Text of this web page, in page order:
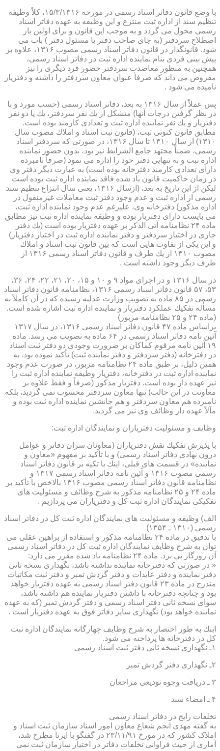
با وضع قانون دفاتر اسناد رسمی در مورخه ۱۵/۳/۱۳۱۶، كلاً وظیفه
تنظیم سند از اداره ثبت منتزع و این وظیفه به عهده دفاتر اسناد
رسمی محول می گردد و به موجب این قانون و برای اولین بار
اصطلاح سردفتر (به جای صاحب دفتر یا مسئول دفتر ) باب می
شود. قانونگذار در قانون دفاتر اسناد رسمی مصوب ۱۳۱۶، علاوه بر
پیش بینی فردی بنام نماینده اداره ثبت در دفاتر اسناد رسمی،
همچنین به منظور معاضدت سردفتر حضور فرد دیگری را نیز
مفروض می داند كه صرفاً عنوان معاون سردفتر را داشته و دفتریار
نامیده می شود .
پس عملاً از سال ۱۳۱۶ به بعد، دفاتر اسناد رسمی (حسب مورد و با
در نظر گرفتن درجات آنها) متشكل از یك نفر سردفتر، یك یا دو نفر
دفتریار و یك نفر نماینده اداره ثبت و تعدادی كارمند بوده است.
مطابق قانون كنونی ثبت، (قانون ثبت اسناد و املاك مصوب سال
۱۳۱۰) از سال ۱۳۱۰ تا سال ۱۳۱۶، در صورتی كه سردفتر اسناد
رسمی، ضمناً مجتهد جامع الشرایط نیز بود، بدون حضور نماینده
اداره ثبت و به تنهایی دفتر خود را اداره می نمود (صرفاً نامبرده
دارای تعدادی كارمند دفترخانه بوده است) به عبارت دیگر دفتر وی
در زمان حاكمیت قانون یاد شده فاقد نماینده اداره ثبت بوده است
لیكن از این تاریخ به بعد، (ازسال ۱۳۱۶، یعنی سال انتزاع تنظیم سند
رسمی از اداره ثبت و عدم وجود دفتر ثبت معاملات غیرمنقول در
اداره مذكور) دفترخانه وی، علیرغم عدم وجود نماینده اداره ثبت،
می بایست دارای دفتریار بوده و وظیفه نماینده اداره ثبت نیز مطابق
ماده ۲۴ نظامنامه آتی الذكر بر عهده دفتریار بوده است (یك دفتر
جاری در اختیار سردفتر و دفتر نماینده اداره ثبت در اختیار دفتریار)
و این یكی از تفاوت هایی است كه بین قانون ثبت اسناد و املاك
مصوب ۱۳۱۰ از یك طرف و قانون دفاتر اسناد رسمی ۱۳۱۶ از
طرف دیگر وجود داشته است .
در سال ۱۳۱۶ و در اجرای مواد ۹ و ۱۰ و ۱۵، ۲۰، ۲۱، ۲۲، ۲۴، ۳۶،
۵۳، ۵۷ قانون دفاتر اسناد رسمی ۱۳۱۶، نظامنامه قانون دفاتر اسناد
رسمی در ۸۵ ماده به تصویب وزارت عدلیه رسیده كه در آن كاملاً به
مسأله تفكیك عملكرد دفتریار و نماینده اداره ثبت اشاره شده است.
(ماده ۲۴ و ۲۵ نظامنامه مزبور)
براساس ماده ۴۷ قانون دفاتر اسناد رسمی ۱۳۱۶، در سال ۱۳۱۷
آئین نامه دفاتر اسناد رسمی در ۶۴ ماده به تصویب می رسد. ماده
۱۹ آئین نامه مرقوم كماكان بر ضرورت وجودی دو دفتر ثبت اسناد
در دفترخانه (دفتر سردفتر و دفتر نماینده ثبت) تأكید نموده بود. به
همین دلیل، بر طبق ماده ۲۴ نظامنامه مزبور، در صورت عدم وجود
نماینده اداره ثبت در دفترخانه، دفتریار وظیفه نماینده اداره ثبت را
نیز عهده دار بوده است. دفتریار مذكور (صرفاً و فقط علاوه بر
معاونت در این حالت) تنها معاون سردفتر محسوب نمی گردید، بلكه
نامبرده هم معاون سردفتر و هم جانشین نماینده اداره ثبت بوده و
مآلاً عهده دار وظائف وی نیز می گردید.
وظایف و مسئولیت دفتریاران و نمایندگان اداره ثبت:
با پذیرش تفكیك نقش دفتریاران (معاونان سران دفاتر و عوامل
درون نهادی دفاتر اسناد رسمی) و با تأكید بر مفهوم «معاون و
نماینده» در قسمت های قبلی، اینك با تكیه بر قانون دفاتر اسناد
رسمی مصوب ۱۳۱۶ و آئین نامه دفاتر اسناد رسمی ۱۳۱۷ و
نظامنامه قانون دفاتر اسناد رسمی مصوب ۱۳۱۶ بالاخص با تأكید بر
ماده ۲۴ و ۲۵ نظامنامه مذكور به شرح وظائف و مسئولیت های
تفكیكی نمایندگان اداره ثبت كل و دفتریاران می پردازیم .
الف) وظیفه و مسئولیت های نمایندگان اداره ثبت كل در دفاتر اسناد
رسمی (۱۳۱۰ ـ ۱۳۵۴)
با تدقیق در ماده ۲۴ نظامنامه مذكور و استفاده از براهین عقلی می
توان به شرح وظایف نمایندگان اداره ثبت كل در دفاتر اسناد رسمی
آن روزگار پی برد. ماده ۲۴ نظامنامه یاد شده مقرر می دارد:
« در صورتی كه دفترخانه نماینده نداشته باشد، نگهداری نسخه ثانی
دفتر نماینده و دفتر عایدات و دفتر گردش تمبر و دفتر ثبت مكاتبات
مندرج در ماده ۲۳ قانون دفتر اسناد رسمی به عهده دفتریار خواهد
بود و چنانچه دفترخانه با داشتن دفتریار نماینده هم داشته باشد،
سوای نسخه ثانی دفتر اسناد رسمی و دفتر گردش تمبر (كه به عهده
نماینده خواهد بود) نگهداری سایر دفاتر فوق به عهده دفتریار است .
اینك به طور اختصار به شرح وظایف چهارگانه نمایندگان اداره ثبت
كل در دفترخانه ها پرداخته می شود.
۱ـ نگهداری نسخه ثانی دفتر ثبت اسناد رسمی
۲ـ نگهداری دفتر گردش تمبر
۳ ـ دریافت وجوه تودیعی مراجعان
۴ ـ امضاء سند
تخلفات رایج در دفاتر اسناد رسمی
به گفته مهدی انجم شعاع معاون امور اسناد سازمان ثبت اسناد و
املاک کشور که در مورخ ۲۳/۱۱/۹۱ در گفتگو با ایرنا مطرح شد،
آماری از حیث فراوانی تخلفات دفاتر در اختیار سازمان ثبت نمی